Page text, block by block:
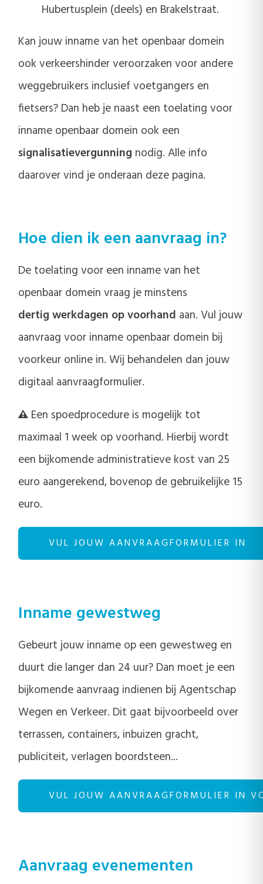
Hubertusplein (deels) en Brakelstraat.
Kan jouw inname van het openbaar domein
ook verkeershinder veroorzaken voor andere
weggebruikers inclusief voetgangers en
fietsers? Dan heb je naast een toelating voor
inname openbaar domein ook een
signalisatievergunning nodig. Alle info
daarover vind je onderaan deze pagina.
Hoe dien ik een aanvraag in?
De toelating voor een inname van het
openbaar domein vraag je minstens
dertig werkdagen op voorhand aan. Vul jouw
aanvraag voor inname openbaar domein bij
voorkeur online in. Wij behandelen dan jouw
digitaal aanvraagformulier.
Een spoedprocedure is mogelijk tot
maximaal 1 week op voorhand. Hierbij wordt
een bijkomende administratieve kost van 25
euro aangerekend, bovenop de gebruikelijke 15
euro.
VUL JOUW AANVRAAGFORMULIER IN
Inname gewestweg
Gebeurt jouw inname op een gewestweg en
duurt die langer dan 24 uur? Dan moet je een
bijkomende aanvraag indienen bij Agentschap
Wegen en Verkeer. Dit gaat bijvoorbeeld over
terrassen, containers, inbuizen gracht,
publiciteit, verlagen boordsteen...
VUL JOUW AANVRAAGFORMULIER IN
Aanvraag evenementen